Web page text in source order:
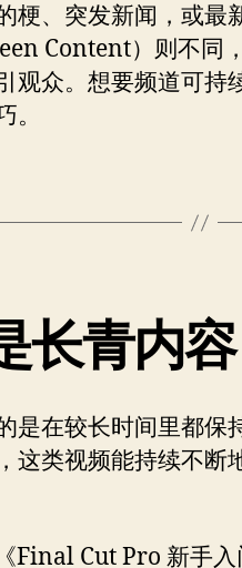
梗、突发新闻，或最
Content）则不同
观众。想要频道可持
长青内容
是在较长时间里都保
这类视频能持续不断
Final Cut Pro 新手入